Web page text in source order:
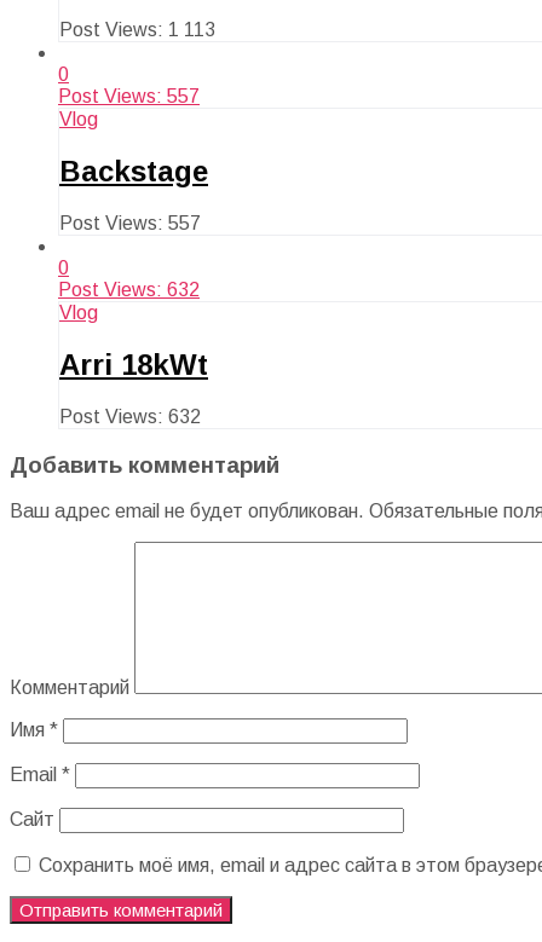
Post Views: 1 113
0
Post Views: 557
Vlog
Backstage
Post Views: 557
0
Post Views: 632
Vlog
Arri 18kWt
Post Views: 632
Добавить комментарий
Ваш адрес email не будет опубликован. Обязательные
Комментарий
Имя *
Email *
Сайт
Сохранить моё имя, email и адрес сайта в этом